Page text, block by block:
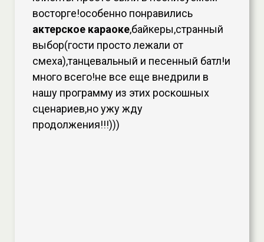
восторге!особенно понравились
актерское караоке,байкеры,странный
выбор(гости просто лежали от
смеха),танцевальный и песенный батл!и
много всего!не все еще внедрили в
нашу программу из этих роскошных
сценариев,но ужу жду
продолжения!!!)))